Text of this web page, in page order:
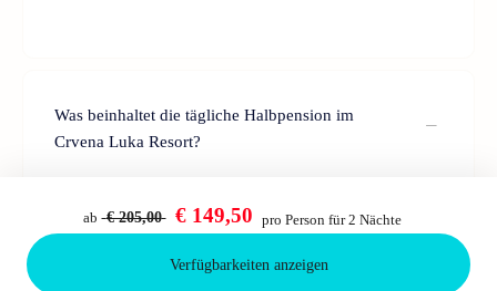
Was beinhaltet die tägliche Halbpension im
Crvena Luka Resort?
ein Frühstücksbuffet und ein Abendessen.
ab € 205,00 € 149,50 pro Person für 2 Nächte
Verfügbarkeiten anzeigen